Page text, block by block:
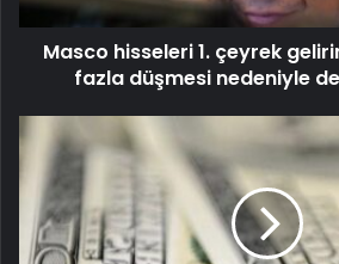
Masco hisseleri 1. çeyrek
fazla düşmesi nedeniyle